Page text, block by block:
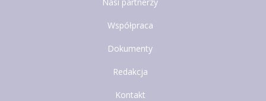
Współpraca
Dokumenty
Redakcja
Kontakt